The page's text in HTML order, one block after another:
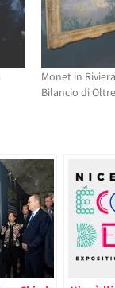
Monet in
Bilancio di